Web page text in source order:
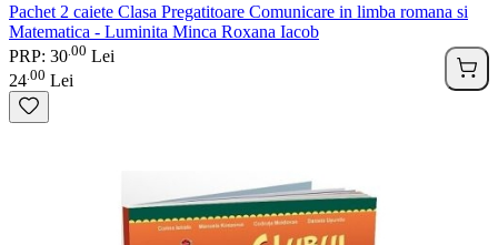
Pachet 2 caiete Clasa Pregatitoare Comunicare in limba romana si
Matematica - Luminita Minca Roxana Iacob
PRP: 30 00 Lei
24 00 Lei